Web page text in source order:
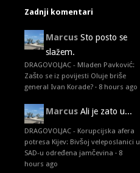
Zadnji komentari
Marcus Sto posto se
slažem.
DRAGOVOLJAC - Mladen Pavković:
Zašto se iz povijesti Oluje briše
general Ivan Korade? · 8 hours ago
Marcus Ali je zato u...
DRAGOVOLJAC - Korupcijska afera
potresa Kijev: Bivšoj veleposlanici u
SAD-u određena jamčevina · 8
hours ago